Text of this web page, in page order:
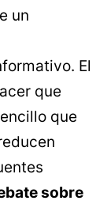
un
El
que
que
sobre